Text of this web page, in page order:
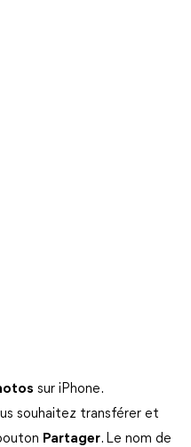
sur iPhone.
souhaitez transférer et
Partager. Le nom de